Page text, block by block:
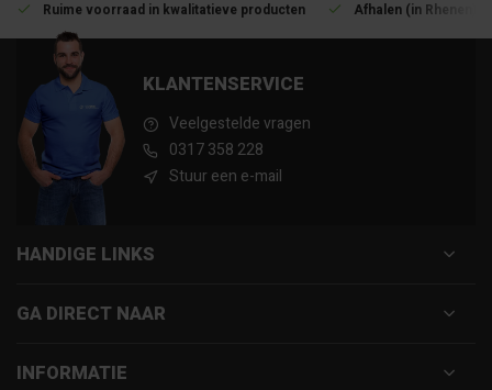
Ruime voorraad in kwalitatieve producten Afhalen (in Rhenen)
KLANTENSERVICE
Veelgestelde vragen
0317 358 228
Stuur een e-mail
HANDIGE LINKS
GA DIRECT NAAR
INFORMATIE